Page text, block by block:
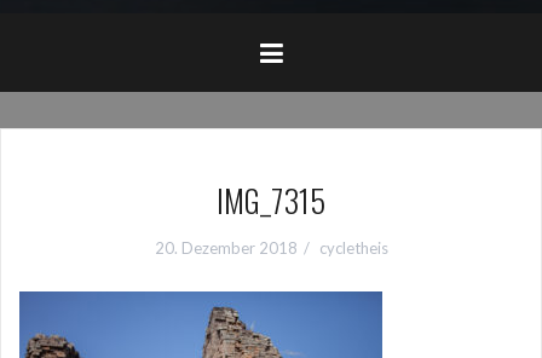
IMG_7315
20. Dezember 2018 cycletheis